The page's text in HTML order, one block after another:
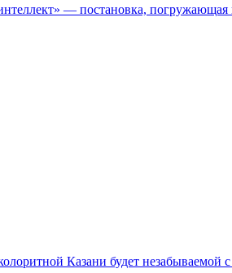
— постановка, погружающая в
Казани будет незабываемой